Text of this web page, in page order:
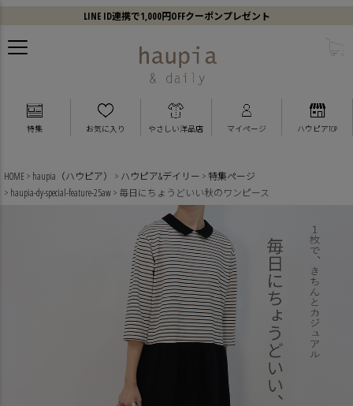
LINE ID連携で1,000円OFFクーポンプレゼント
特集 お気に入り やさしい洋品店 マイページ ハウピアTOP
HOME haupia（ハウピア） ハウピア&デイリー
特集ページ
haupia-dy-special-feature-25aw
毎日にちょうどいい秋のワンピース